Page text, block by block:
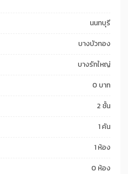
นนทบุรี
บางบัวทอง
บางรักใหญ่
0 บาท
2 ชั้น
1 คัน
1 ห้อง
0 ห้อง